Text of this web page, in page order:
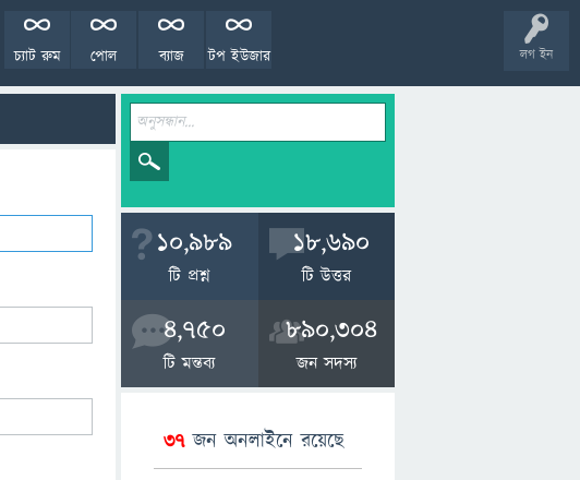
লগ ইন
টপ ইউজার
ব্যাজ
পোল
চ্যাট রুম
10,989
টি প্রশ্ন
18,690
টি উত্তর
4,750
টি মন্তব্য
890,304
জন সদস্য
37জন অনলাইনে রয়েছে